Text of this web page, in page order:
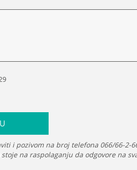
i pozivom na broj telefona 066/66-2-
na raspolaganju da odgovore na